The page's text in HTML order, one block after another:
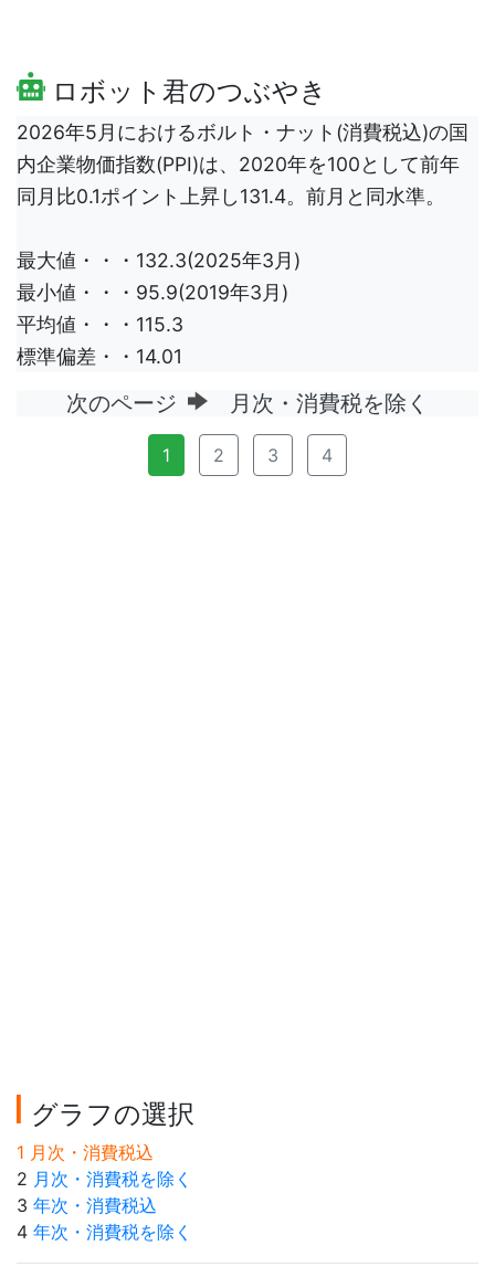
ロボット君のつぶやき
2026年5月におけるボルト・ナット(消費税込)の国
内企業物価指数(PPI)は、2020年を100として前年
同月比0.1ポイント上昇し131.4。前月と同水準。
最大値・・・132.3(2025年3月)
最小値・・・95.9(2019年3月)
平均値・・・115.3
標準偏差・・14.01
次のページ 月次・消費税を除く
1 2 3 4
グラフの選択
1 月次・消費税込
2 月次・消費税を除く
3 年次・消費税込
4 年次・消費税を除く